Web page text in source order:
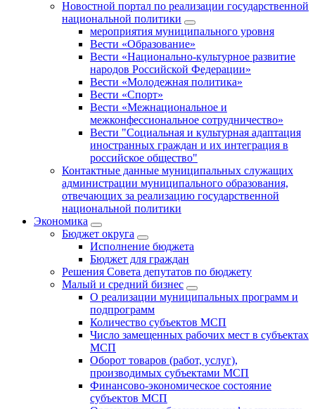
Новостной портал по реализации государственной
национальной политики
мероприятия муниципального уровня
Вести «Образование»
Вести «Национально-культурное развитие
народов Российской Федерации»
Вести «Молодежная политика»
Вести «Спорт»
Вести «Межнациональное и
межконфессиональное сотрудничество»
Вести "Социальная и культурная адаптация
иностранных граждан и их интеграция в
российское общество"
Контактные данные муниципальных служащих
администрации муниципального образования,
отвечающих за реализацию государственной
национальной политики
Экономика
Бюджет округa
Исполнение бюджета
Бюджет для граждан
Решения Совета депутатов по бюджету
Малый и средний бизнес
О реализации муниципальных программ и
подпрограмм
Количество субъектов МСП
Число замещенных рабочих мест в субъектах
МСП
Оборот товаров (работ, услуг),
производимых субъектами МСП
Финансово-экономическое состояние
субъектов МСП